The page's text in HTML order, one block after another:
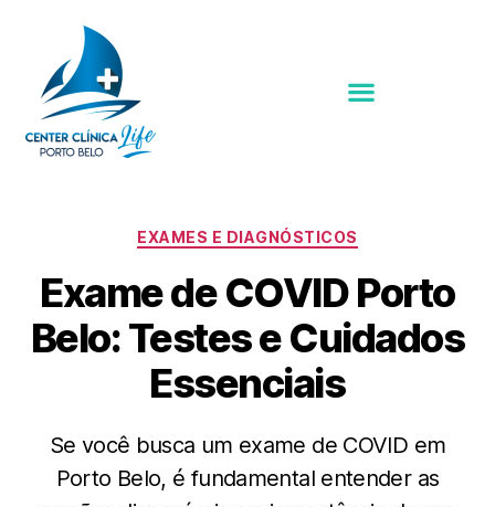
EXAMES E DIAGNÓSTICOS
Exame de COVID Porto
Belo: Testes e Cuidados
Essenciais
Se você busca um exame de COVID em
Porto Belo, é fundamental entender as